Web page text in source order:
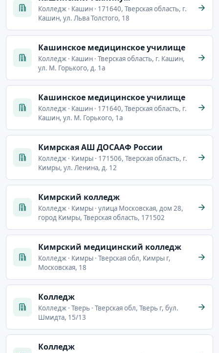
Колледж · Кашин · 171640, Тверская область, г.
Кашин, ул. Льва Толстого, 18
Кашинское медицинское училище
Колледж · Кашин · Тверская область, г. Кашин,
ул. М. Горького, д. 1а
Кашинское медицинское училище
Колледж · Кашин · 171640, Тверская область, г.
Кашин, ул. М. Горького, 1а
Кимрская АШ ДОСААФ России
Колледж · Кимры · 171506, Тверская область, г.
Кимры, ул. Ленина, д. 12
Кимрский колледж
Колледж · Кимры · улица Московская, дом 28,
город Кимры, Тверская область, 171502
Кимрский медицинский колледж
Колледж · Кимры · Тверская обл, Кимры г,
Московская, 18
Колледж
Колледж · Тверь · Тверская обл, Тверь г, бул.
Шмидта, 15/13
Колледж